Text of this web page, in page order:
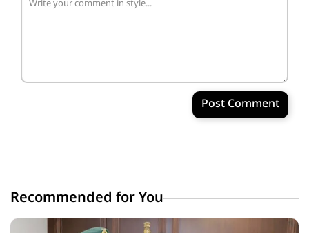
Post Comment
Recommended for You